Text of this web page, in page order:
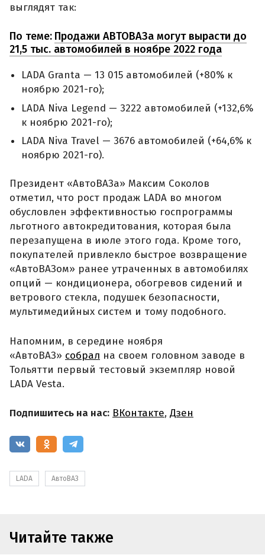
выглядят так:
По теме: Продажи АВТОВАЗа могут вырасти до
21,5 тыс. автомобилей в ноябре 2022 года
LADA Granta — 13 015 автомобилей (+80% к
ноябрю 2021-го);
LADA Niva Legend — 3222 автомобилей (+132,6%
к ноябрю 2021-го);
LADA Niva Travel — 3676 автомобилей (+64,6% к
ноябрю 2021-го).
Президент «АвтоВАЗа» Максим Соколов
отметил, что рост продаж LADA во многом
обусловлен эффективностью госпрограммы
льготного автокредитования, которая была
перезапущена в июле этого года. Кроме того,
покупателей привлекло быстрое возвращение
«АвтоВАЗом» ранее утраченных в автомобилях
опций — кондиционера, обогревов сидений и
ветрового стекла, подушек безопасности,
мультимедийных систем и тому подобного.
Напомним, в середине ноября
«АвтоВАЗ» собрал на своем головном заводе в
Тольятти первый тестовый экземпляр новой
LADA Vesta.
Подпишитесь на нас: ВКонтакте, Дзен
LADA АвтоВАЗ
Читайте также